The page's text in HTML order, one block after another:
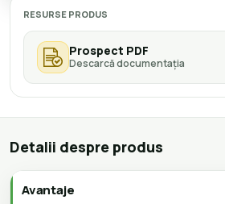
RESURSE PRODUS
Prospect PDF
Descarcă documentația
Detalii despre produs
Avantaje